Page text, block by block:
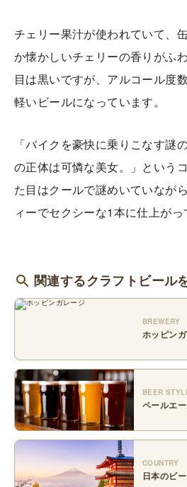
チェリー果汁が使われていて、
か懐かしいチェリーの香りがふ
目は黒いですが、アルコール度
軽いビールになっています。
「バイクを豪快に乗りこなす謎
の正体は可憐な美女。」という
た目はクールで謎めいていなが
ィーでセクシーな1本に仕上がっ
関連するクラフトビール
BREWERY
ホッピン
BEER
ペールエ
COUNTRY
日本のビ